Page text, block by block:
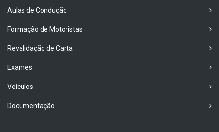
Aulas de Condução
Formação de Motoristas
Revalidação de Carta
Exames
Veículos
Documentação